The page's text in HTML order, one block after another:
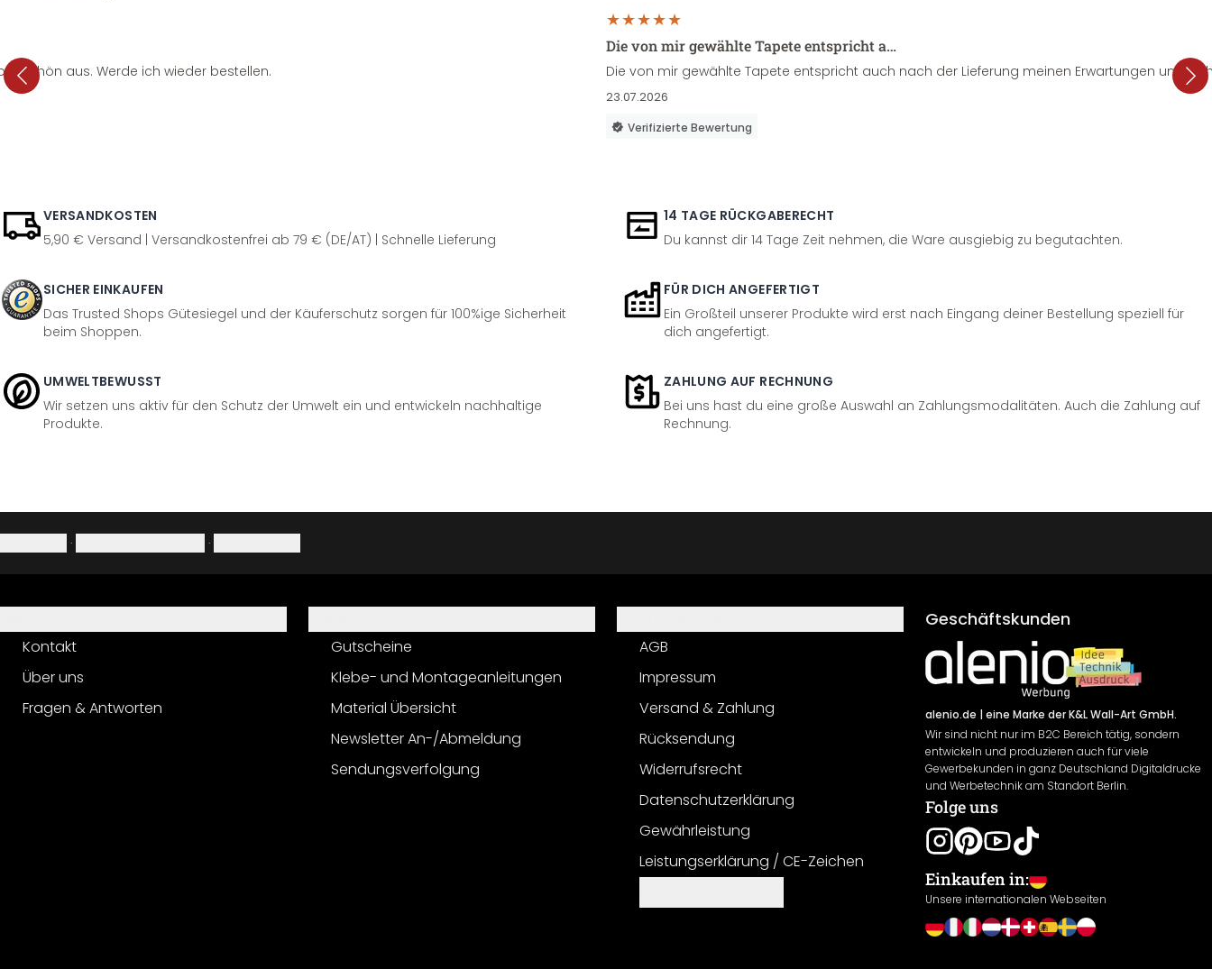
schön aus. Werde ich wieder bestellen.
Die von mir gewählte Tapete entspricht a…
Die von mir gewählte Tapete entspricht auch nach der Lieferung meinen Erwartungen und
23.07.2026
Verifizierte Bewertung
VERSANDKOSTEN
5,90 € Versand | Versandkostenfrei ab 79 € (DE/AT) | Schnelle Lieferung
14 TAGE RÜCKGABERECHT
Du kannst dir 14 Tage Zeit nehmen, die Ware ausgiebig zu begutachten.
SICHER EINKAUFEN
Das Trusted Shops Gütesiegel und der Käuferschutz sorgen für 100%ige Sicherheit
beim Shoppen.
FÜR DICH ANGEFERTIGT
Ein Großteil unserer Produkte wird erst nach Eingang deiner Bestellung speziell für
dich angefertigt.
UMWELTBEWUSST
Wir setzen uns aktiv für den Schutz der Umwelt ein und entwickeln nachhaltige
Produkte.
ZAHLUNG AUF RECHNUNG
Bei uns hast du eine große Auswahl an Zahlungsmodalitäten. Auch die Zahlung auf
Rechnung.
· ·
Kontakt
Über uns
Fragen & Antworten
Gutscheine
Klebe- und Montageanleitungen
Material Übersicht
Newsletter An-/Abmeldung
Sendungsverfolgung
AGB
Impressum
Versand & Zahlung
Rücksendung
Widerrufsrecht
Datenschutzerklärung
Gewährleistung
Leistungserklärung / CE-Zeichen
Geschäftskunden
alenio.de | eine Marke der K&L Wall-Art GmbH.
Wir sind nicht nur im B2C Bereich tätig, sondern
entwickeln und produzieren auch für viele
Gewerbekunden in ganz Deutschland Digitaldrucke
und Werbetechnik am Standort Berlin.
Folge uns
Einkaufen in:
Unsere internationalen Webseiten